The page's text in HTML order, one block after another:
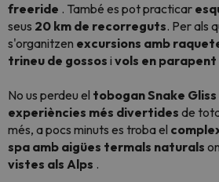
freeride . També es pot practicar
seus 20 km de recorreguts. Per als
s'organitzen excursions amb
trineu de gossos i vols en parapent
No us perdeu el tobogan Snake Gliss
experiències més divertides de
més, a pocs minuts es troba el
spa amb aigües termals naturals
vistes als Alps .